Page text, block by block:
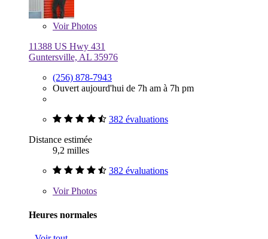
VoirPhotos
11388 US Hwy 431
Guntersville, AL 35976
(256) 878-7943
Ouvert aujourd'hui de 7h am à 7h pm
382 évaluations
Distance estimée
9,2 milles
382 évaluations
VoirPhotos
Heures normales